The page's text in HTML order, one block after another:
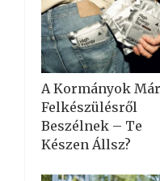
A Kormányok Már
Felkészülésről
Beszélnek – Te
Készen Állsz?